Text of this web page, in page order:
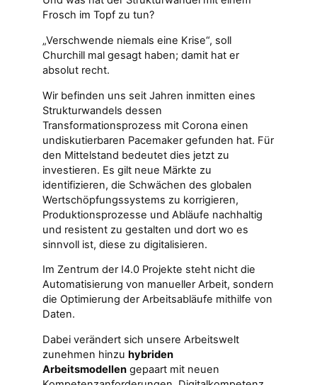
Frosch im Topf zu tun?
„Verschwende niemals eine Krise“, soll
Churchill mal gesagt haben; damit hat er
absolut recht.
Wir befinden uns seit Jahren inmitten eines
Strukturwandels dessen
Transformationsprozess mit Corona einen
undiskutierbaren Pacemaker gefunden hat. Für
den Mittelstand bedeutet dies jetzt zu
investieren. Es gilt neue Märkte zu
identifizieren, die Schwächen des globalen
Wertschöpfungssystems zu korrigieren,
Produktionsprozesse und Abläufe nachhaltig
und resistent zu gestalten und dort wo es
sinnvoll ist, diese zu digitalisieren.
Im Zentrum der I4.0 Projekte steht nicht die
Automatisierung von manueller Arbeit, sondern
die Optimierung der Arbeitsabläufe mithilfe von
Daten.
Dabei verändert sich unsere Arbeitswelt
zunehmen hinzu hybriden
Arbeitsmodellen gepaart mit neuen